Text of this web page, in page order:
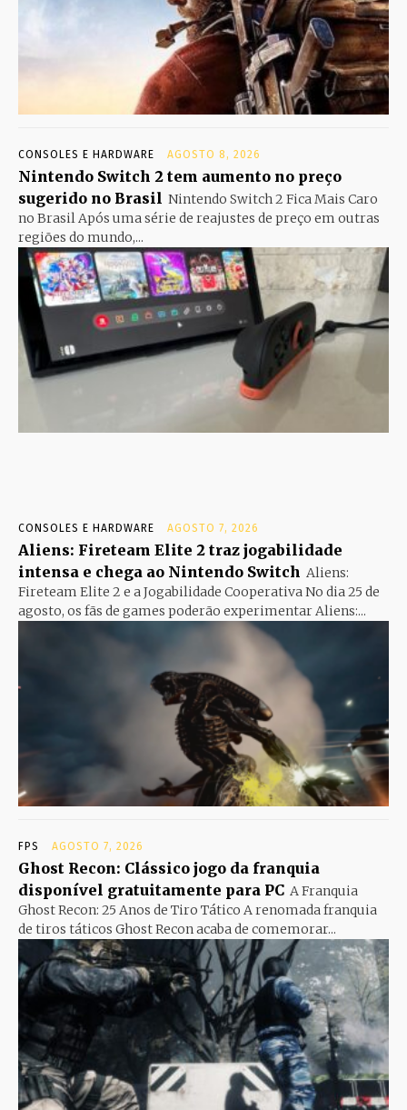
CONSOLES E HARDWARE AGOSTO 8, 2026
Nintendo Switch 2 tem aumento no preço
sugerido no Brasil Nintendo Switch 2 Fica Mais Caro
no Brasil Após uma série de reajustes de preço em outras
regiões do mundo,...
CONSOLES E HARDWARE AGOSTO 7, 2026
Aliens: Fireteam Elite 2 traz jogabilidade
intensa e chega ao Nintendo Switch Aliens:
Fireteam Elite 2 e a Jogabilidade Cooperativa No dia 25 de
agosto, os fãs de games poderão experimentar Aliens:...
FPS AGOSTO 7, 2026
Ghost Recon: Clássico jogo da franquia
disponível gratuitamente para PC A Franquia
Ghost Recon: 25 Anos de Tiro Tático A renomada franquia
de tiros táticos Ghost Recon acaba de comemorar...